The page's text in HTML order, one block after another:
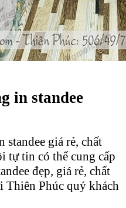
in standee
standee giá rẻ, chất
tự tin có thể cung cấp
đẹp, giá rẻ, chất
Phúc quý khách